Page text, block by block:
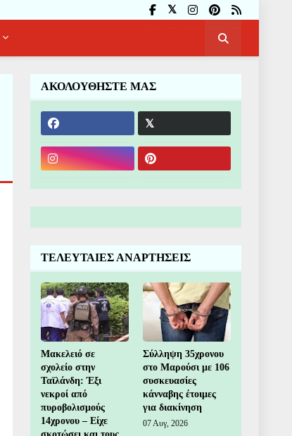
ΑΚΟΛΟΥΘΗΣΤΕ ΜΑΣ
ΤΕΛΕΥΤΑΙΕΣ ΑΝΑΡΤΗΣΕΙΣ
Μακελειό σε
σχολείο στην
Ταϊλάνδη: Έξι
νεκροί από
πυροβολισμούς
14χρονου – Είχε
Σύλληψη 35χρονου
στο Μαρούσι με 106
συσκευασίες
κάνναβης έτοιμες
για διακίνηση
07 Αυγ, 2026